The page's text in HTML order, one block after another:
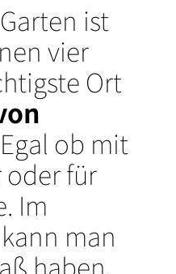
ist
vier
Ort
Egal ob mit
oder für
Im
man
haben,